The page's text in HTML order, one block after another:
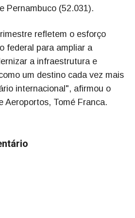
Pernambuco (52.031).
refletem o esforço
federal para ampliar a
a infraestrutura e
um destino cada vez mais
internacional", afirmou o
Aeroportos, Tomé Franca.